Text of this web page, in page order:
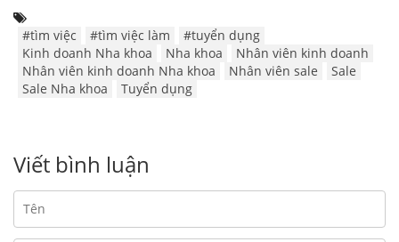
#tìm việc #tìm việc làm
#tuyển dụng
Kinh doanh Nha khoa
Nha khoa
Nhân viên kinh doanh
Nhân viên kinh doanh Nha khoa
Nhân viên sale
Sale
Sale Nha khoa
Tuyển dụng
Viết bình luận